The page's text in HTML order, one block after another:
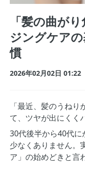
「髪の曲が
ジングケア
慣
2026年02月02日 01:22
「最近、髪のうね
て、ツヤが出にくく
30代後半から40代
少なくありません。
ア」の始めどきと言